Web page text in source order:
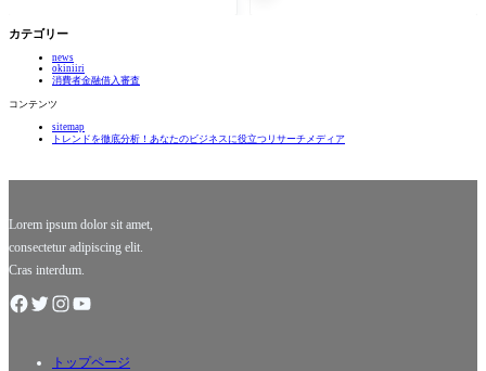
カテゴリー
news
okiniiri
消費者金融借入審査
コンテンツ
sitemap
トレンドを徹底分析！あなたのビジネスに役立つリサーチメディア
功や創造
浮かべる
つ地域で
Lorem ipsum dolor sit amet,
consectetur adipiscing elit.
Cras interdum.
トップページ